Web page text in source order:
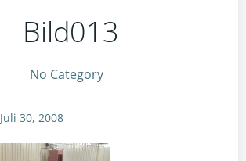
Bild013
No Category
Juli 30, 2008